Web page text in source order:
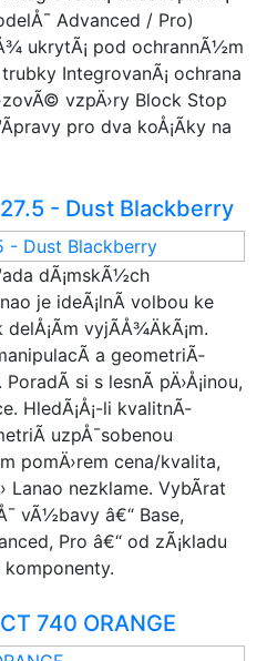
Advanced / Pro)
ukrytÃ¡ pod ochrannÃ½m
IntegrovanÃ¡ ochrana
vzpÄ›ry Block Stop
pro dva koÅ¡Ã­ky na
- Dust Blackberry
dÃ¡mskÃ½ch
je ideÃ¡lnÃ­ volbou ke
vyjÃ­Å¾ÄkÃ¡m.
a geometriÃ­
si s lesnÃ­ pÄ›Å¡inou,
HledÃ¡Å¡-li kvalitnÃ­
uzpÅ¯sobenou
pomÄ›rem cena/kvalita,
Lanao nezklame. VybÃ­rat
vÃ½bavy â€“ Base,
Pro â€“ od zÃ¡kladu
komponenty.
740 ORANGE